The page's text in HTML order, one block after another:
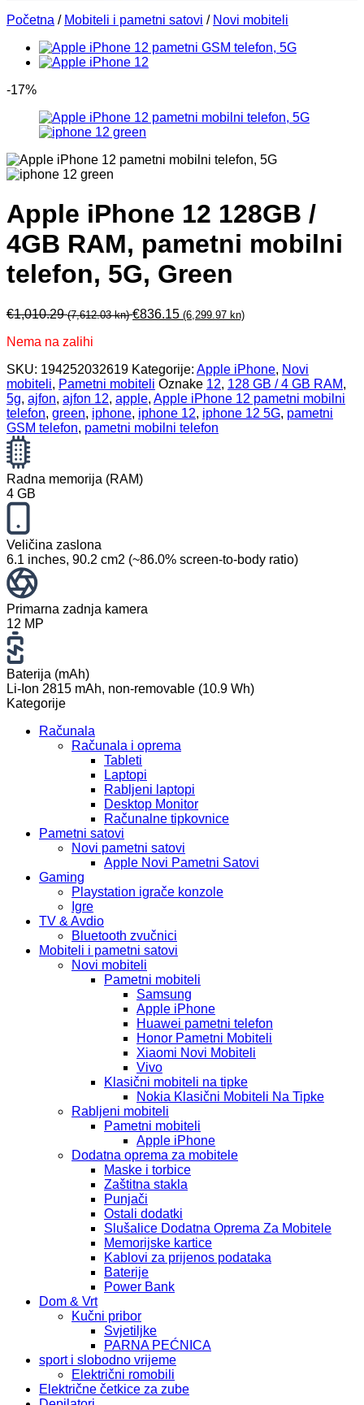
Početna / Mobiteli i pametni satovi / Novi mobiteli
-17%
Apple iPhone 12 128GB /
4GB RAM, pametni mobilni
telefon, 5G, Green
€1,010.29 (7,612.03 kn) €836.15 (6,299.97 kn)
Nema na zalihi
SKU: 194252032619 Kategorije: Apple iPhone, Novi
mobiteli, Pametni mobiteli Oznake 12, 128 GB / 4 GB RAM,
5g, ajfon, ajfon 12, apple, Apple iPhone 12 pametni mobilni
telefon, green, iphone, iphone 12, iphone 12 5G, pametni
GSM telefon, pametni mobilni telefon
Radna memorija (RAM)
4 GB
Veličina zaslona
6.1 inches, 90.2 cm2 (~86.0% screen-to-body ratio)
Primarna zadnja kamera
12 MP
Baterija (mAh)
Li-Ion 2815 mAh, non-removable (10.9 Wh)
Kategorije
Računala
Računala i oprema
Tableti
Laptopi
Rabljeni laptopi
Desktop Monitor
Računalne tipkovnice
Pametni satovi
Novi pametni satovi
Apple Novi Pametni Satovi
Gaming
Playstation igrače konzole
Igre
TV & Avdio
Bluetooth zvučnici
Mobiteli i pametni satovi
Novi mobiteli
Pametni mobiteli
Samsung
Apple iPhone
Huawei pametni telefon
Honor Pametni Mobiteli
Xiaomi Novi Mobiteli
Vivo
Klasični mobiteli na tipke
Nokia Klasični Mobiteli Na Tipke
Rabljeni mobiteli
Pametni mobiteli
Apple iPhone
Dodatna oprema za mobitele
Maske i torbice
Zaštitna stakla
Punjači
Ostali dodatki
Slušalice Dodatna Oprema Za Mobitele
Memorijske kartice
Kablovi za prijenos podataka
Baterije
Power Bank
Dom & Vrt
Kučni pribor
Svjetiljke
PARNA PEĆNICA
sport i slobodno vrijeme
Električni romobili
Električne četkice za zube